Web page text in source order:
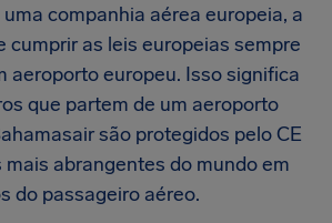
companhia aérea europeia, a
cumprir as leis europeias sempre
aeroporto europeu. Isso significa
que partem de um aeroporto
são protegidos pelo CE
mais abrangentes do mundo em
do passageiro aéreo.